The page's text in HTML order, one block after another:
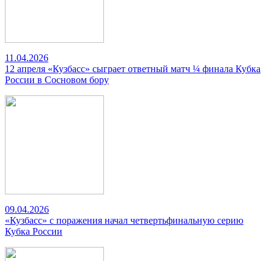
11.04.2026
12 апреля «Кузбасс» сыграет ответный матч ¼ финала Кубка
России в Сосновом бору
09.04.2026
«Кузбасс» с поражения начал четвертьфинальную серию
Кубка России